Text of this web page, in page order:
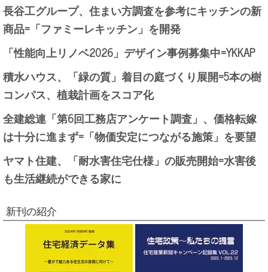
長谷工グループ、住まい方調査を参考にキッチンの新
商品=「ファミーレキッチン」を開発
「性能向上リノベ2026」デザイン事例募集中=YKKAP
積水ハウス、「緑の質」着目の庭づくり展開=5本の樹
コンパス、植栽計画をスコア化
全建総連「第6回工務店アンケート調査」、価格転嫁
は十分に進まず=「物価安定につながる施策」を要望
ヤマト住建、「耐水害住宅仕様」の販売開始=水害後
も生活継続ができる家に
新刊の紹介